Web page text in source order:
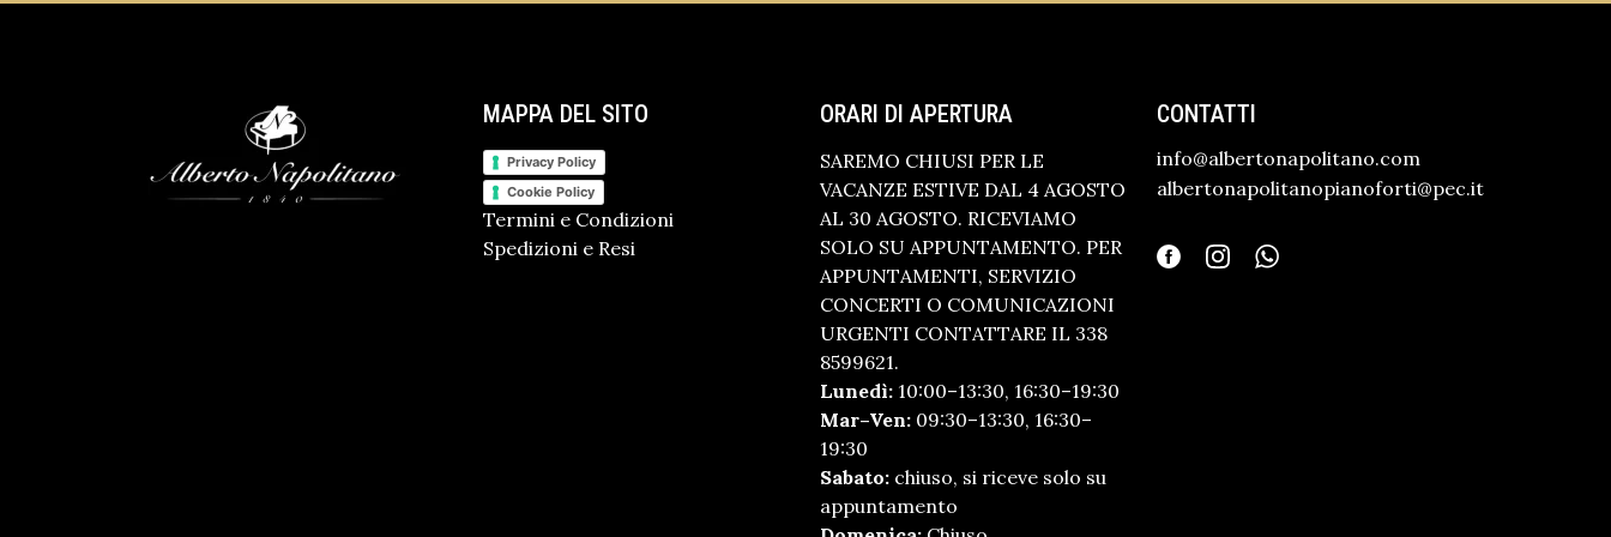
MAPPA DEL SITO
Privacy Policy
Cookie Policy
Termini e Condizioni
Spedizioni e Resi
ORARI DI APERTURA
SAREMO CHIUSI PER LE
VACANZE ESTIVE DAL 4 AGOSTO
AL 30 AGOSTO. RICEVIAMO
SOLO SU APPUNTAMENTO. PER
APPUNTAMENTI, SERVIZIO
CONCERTI O COMUNICAZIONI
URGENTI CONTATTARE IL 338
8599621.
Lunedì: 10:00–13:30, 16:30–19:30
Mar–Ven: 09:30–13:30, 16:30–
19:30
Sabato: chiuso, si riceve solo su
appuntamento
CONTATTI
info@albertonapolitano.com
albertonapolitanopianoforti@pec.it